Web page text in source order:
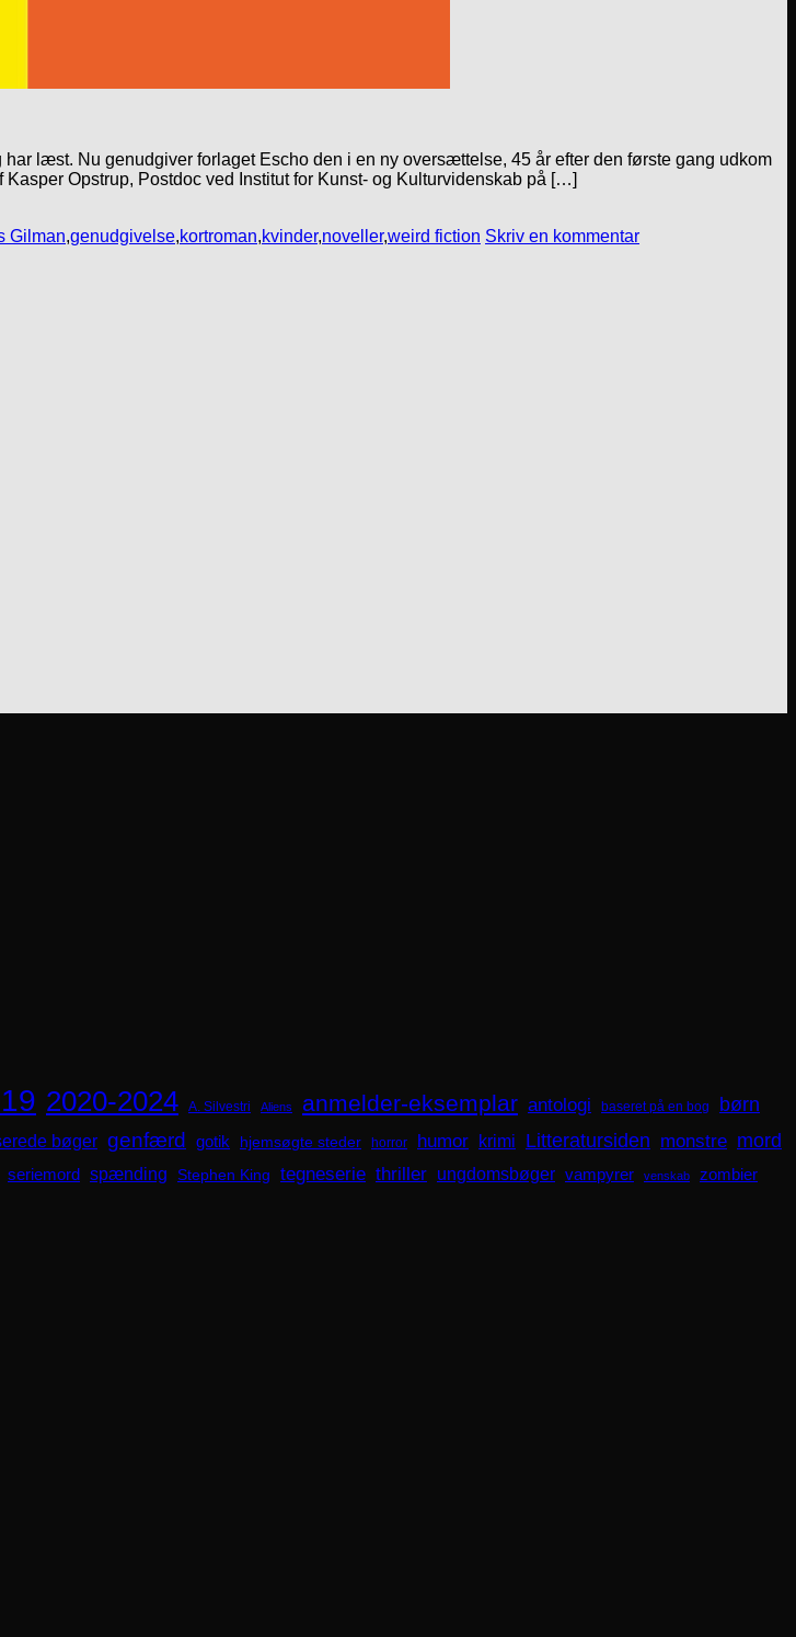
læst. Nu genudgiver forlaget Escho den i en ny oversættelse, 45 år efter den første gang udkom
Opstrup, Postdoc ved Institut for Kunst- og Kulturvidenskab på […]
Gilman,genudgivelse,kortroman,kvinder,noveller,weird fiction Skriv en kommentar
2020-2024 A. Silvestri Aliens anmelder-eksemplar antologi baseret på en bog børn
bøger genfærd gotik hjemsøgte steder horror humor krimi Litteratursiden monstre mord
seriemord spænding Stephen King tegneserie thriller ungdomsbøger vampyrer venskab zombier